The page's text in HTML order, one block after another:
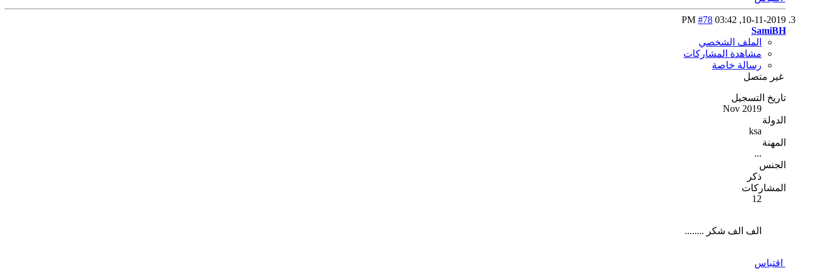
10-11-2019,
03:42 PM
#78
SamiBH
الملف الشخصي
مشاهدة المشاركات
رسالة خاصة
غير متصل
تاريخ التسجيل
Nov 2019
الدولة
ksa
المهنة
...
الجنس
ذكر
المشاركات
12
الف الف شكر ........
اقتباس